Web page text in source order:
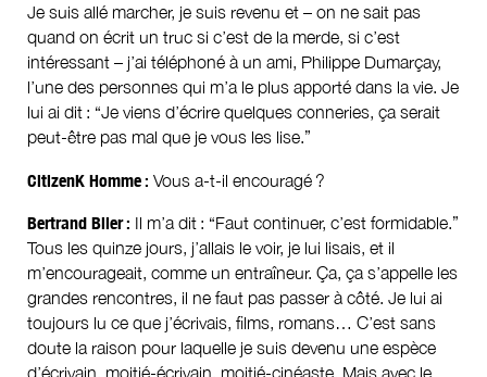
Je suis allé marcher, je suis revenu et – on ne sait pas
quand on écrit un truc si c’est de la merde, si c’est
intéressant – j’ai téléphoné à un ami, Philippe Dumarçay,
l’une des personnes qui m’a le plus apporté dans la vie. Je
lui ai dit : “Je viens d’écrire quelques conneries, ça serait
peut-être pas mal que je vous les lise.”
CitizenK Homme : Vous a-t-il encouragé ?
Bertrand Blier : Il m’a dit : “Faut continuer, c’est formidable.”
Tous les quinze jours, j’allais le voir, je lui lisais, et il
m’encourageait, comme un entraîneur. Ça, ça s’appelle les
grandes rencontres, il ne faut pas passer à côté. Je lui ai
toujours lu ce que j’écrivais, films, romans… C’est sans
doute la raison pour laquelle je suis devenu une espèce